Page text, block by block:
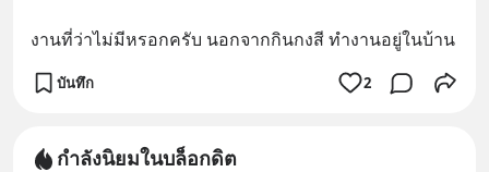
งานที่ว่าไม่มีหรอกครับ​ นอกจากกินกงสี​ ทำงานอยู่ในบ้าน
บันทึก 2
กำลังนิยมในบล็อกดิต